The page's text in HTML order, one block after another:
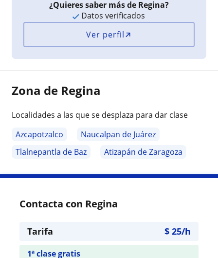
¿Quieres saber más de Regina?
Datos verificados
Ver perfil
Zona de Regina
Localidades a las que se desplaza para dar clase
Azcapotzalco
Naucalpan de Juárez
Tlalnepantla de Baz
Atizapán de Zaragoza
Contacta con Regina
Tarifa $ 25/h
1ª clase gratis